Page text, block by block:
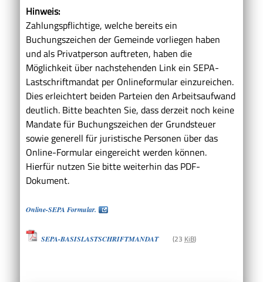
Hinweis:
Zahlungspflichtige, welche bereits ein
Buchungszeichen der Gemeinde vorliegen haben
und als Privatperson auftreten, haben die
Möglichkeit über nachstehenden Link ein SEPA-
Lastschriftmandat per Onlineformular einzureichen.
Dies erleichtert beiden Parteien den Arbeitsaufwand
deutlich. Bitte beachten Sie, dass derzeit noch keine
Mandate für Buchungszeichen der Grundsteuer
sowie generell für juristische Personen über das
Online-Formular eingereicht werden können.
Hierfür nutzen Sie bitte weiterhin das PDF-
Dokument.
Online-SEPA Formular.
SEPA-BASISLASTSCHRIFTMANDAT (23 KiB)